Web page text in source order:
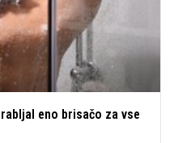
eno brisačo za vse